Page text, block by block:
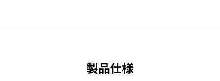
製品仕様